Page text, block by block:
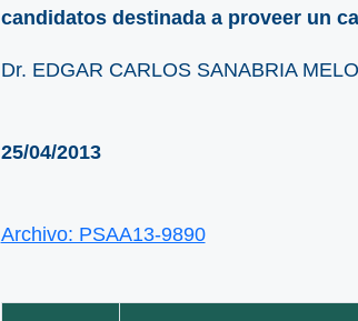
candidatos destinada a proveer un
Dr. EDGAR CARLOS SANABRIA MELO
25/04/2013
Archivo: PSAA13-9890